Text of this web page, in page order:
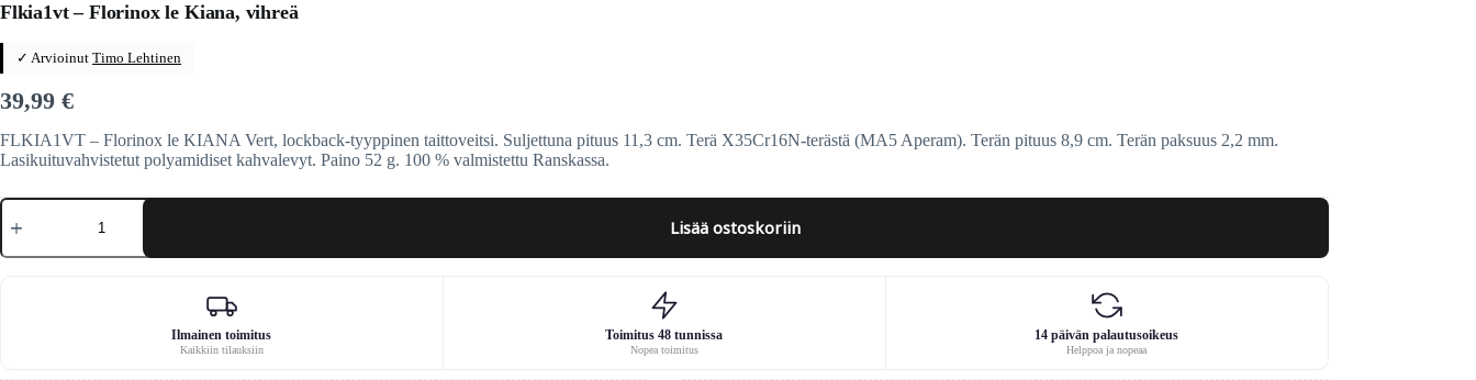
Flkia1vt – Florinox le Kiana, vihreä
✓ Arvioinut Timo Lehtinen
39,99 €
FLKIA1VT – Florinox le KIANA Vert, lockback-tyyppinen taittoveitsi. Suljettuna pituus 11,3 cm. Terä X35Cr16N-terästä (MA5 Aperam). Terän pituus 8,9 cm. Terän paksuus 2,2 mm.
Lasikuituvahvistetut polyamidiset kahvalevyt. Paino 52 g. 100 % valmistettu Ranskassa.
Flkia1vt
le
Lisää ostoskoriin
Ilmainen toimitus
Kaikkiin tilauksiin
Toimitus 48 tunnissa
Nopea toimitus
14 päivän palautusoikeus
Helppoa ja nopeaa